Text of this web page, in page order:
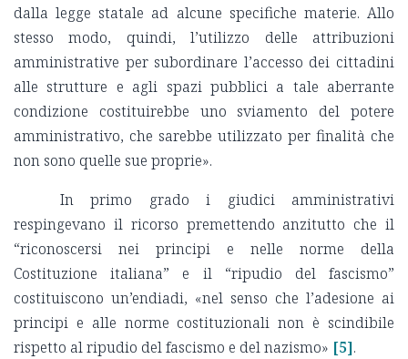
dalla legge statale ad alcune specifiche materie. Allo
stesso modo, quindi, l’utilizzo delle attribuzioni
amministrative per subordinare l’accesso dei cittadini
alle strutture e agli spazi pubblici a tale aberrante
condizione costituirebbe uno sviamento del potere
amministrativo, che sarebbe utilizzato per finalità che
non sono quelle sue proprie».
In primo grado i giudici amministrativi
respingevano il ricorso premettendo anzitutto che il
“riconoscersi nei principi e nelle norme della
Costituzione italiana” e il “ripudio del fascismo”
costituiscono un’endiadi, «nel senso che l’adesione ai
principi e alle norme costituzionali non è scindibile
rispetto al ripudio del fascismo e del nazismo» [5].